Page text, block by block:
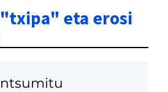
eta erosi